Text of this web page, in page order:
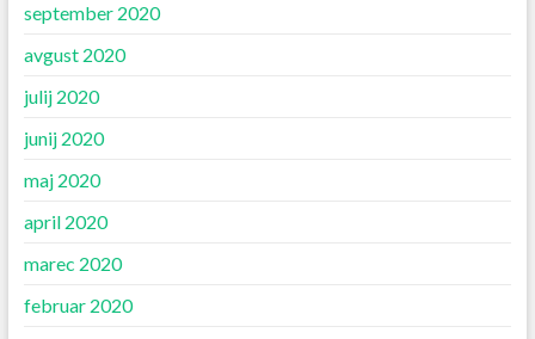
september 2020
avgust 2020
julij 2020
junij 2020
maj 2020
april 2020
marec 2020
februar 2020